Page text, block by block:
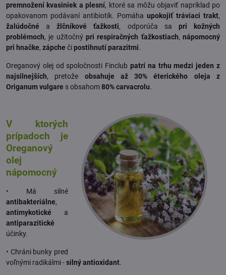
premnožení kvasiniek a plesní, ktoré sa môžu objaviť napríklad po
opakovanom podávaní antibiotík. Pomáha upokojiť tráviaci trakt,
žalúdočné ažlčníkové ťažkosti, odporúča sa pri kožných
problémoch, je užitočný pri respiračných ťažkostiach,nápomocný
pri hnačke, zápche čipostihnutí parazitmi.
Oreganový olej od spoločnosti Finclub patrí na trhu medzi jeden z
najsilnejších, pretože obsahuje až 30% éterického oleja z
Origanum vulgare s obsahom80% carvacrolu.
V ktorých
prípadoch je
Oreganový
olej
nápomocný
• Má silné
antibakteriálne,
antimykotické a
antiparazitické
účinky.
• Chráni bunky pred
voľnými radikálmi -silný antioxidant.